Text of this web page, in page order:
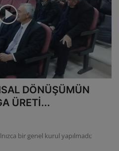
DÖNÜŞÜMÜN
ÜRETİ...
bir genel kurul yapılmadı;